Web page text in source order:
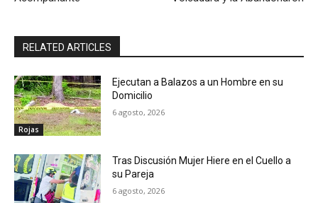
RELATED ARTICLES
Rojas
Ejecutan a Balazos a un Hombre en su
Domicilio
6 agosto, 2026
Tras Discusión Mujer Hiere en el Cuello a
su Pareja
6 agosto, 2026